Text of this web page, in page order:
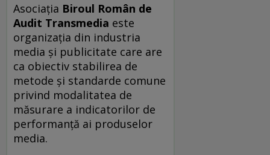
Asociația Biroul Român de
Audit Transmedia este
organizația din industria
media și publicitate care are
ca obiectiv stabilirea de
metode și standarde comune
privind modalitatea de
măsurare a indicatorilor de
performanță ai produselor
media.